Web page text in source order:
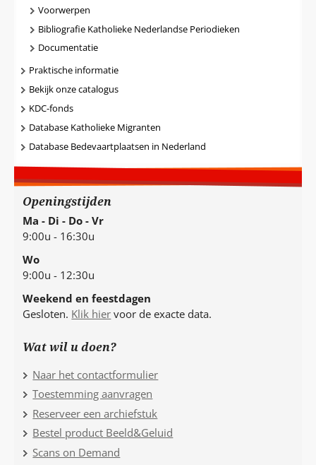
Voorwerpen
Bibliografie Katholieke Nederlandse Periodieken
Documentatie
Praktische informatie
Bekijk onze catalogus
KDC-fonds
Database Katholieke Migranten
Database Bedevaartplaatsen in Nederland
Openingstijden
Ma - Di - Do - Vr
9:00u - 16:30u
Wo
9:00u - 12:30u
Weekend en feestdagen
Gesloten. Klik hier voor de exacte data.
Wat wil u doen?
Naar het contactformulier
Toestemming aanvragen
Reserveer een archiefstuk
Bestel product Beeld&Geluid
Scans on Demand